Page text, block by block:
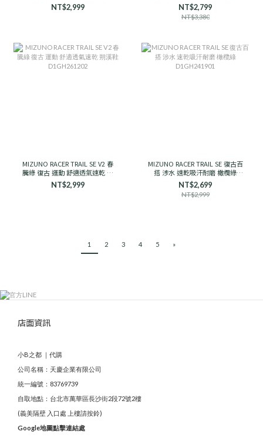
D1GH251910 男女款
NT$2,999
支撐
NT$2,799
NT$3,380
MIZUNO RACER TRAIL SE V2 春
騰綠 復古 運動 舒適透氣速乾 朔
溪鞋 D1GH261202
NT$2,999
MIZUNO RACER TRAIL SE 復古百
搭 涉水 速乾吸汗耐磨 橄欖綠
D1GH241901
NT$2,699
NT$2,999
1 2 3 4 5 »
店面資訊
小B之都 ｜代購
公司名稱：天慶企業有限公司
統一編號：83769739
自取地點：台北市萬華區長沙街2段72號2樓
(義美隔壁 入口處 上樓請按鈴)
Google地圖點擊連結處